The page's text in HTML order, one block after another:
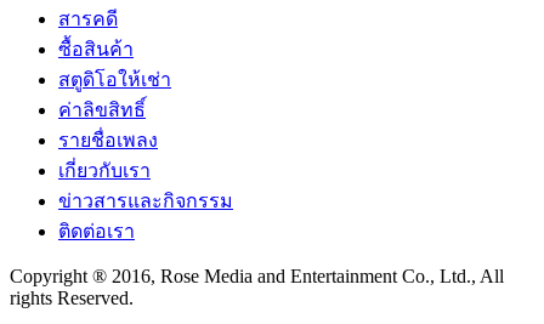
สารคดี
ซื้อสินค้า
สตูดิโอให้เช่า
ค่าลิขสิทธิ์
รายชื่อเพลง
เกี่ยวกับเรา
ข่าวสารและกิจกรรม
ติดต่อเรา
Copyright ® 2016, Rose Media and Entertainment Co., Ltd., All
rights Reserved.